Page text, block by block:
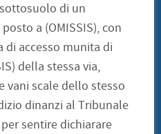
di un
a (OMISSIS), con
di accesso munita di
della stessa via,
vani scale dello stesso
dinanzi al Tribunale
sentire dichiarare